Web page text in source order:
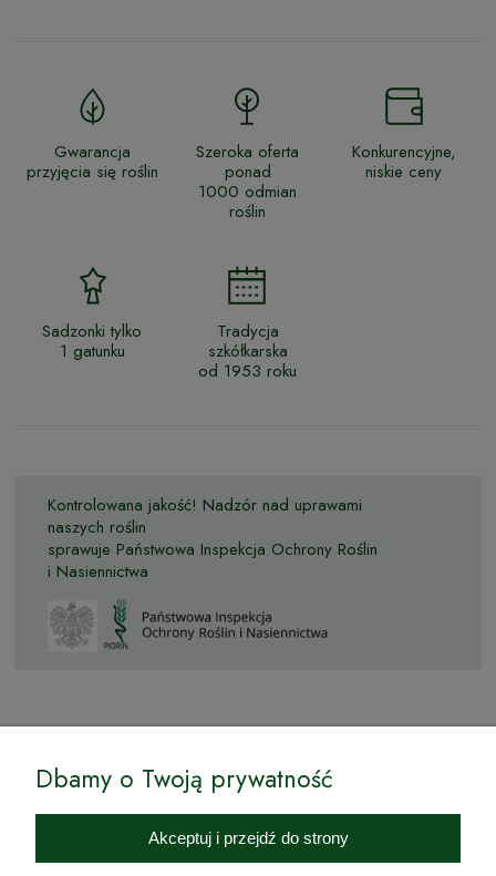
Gwarancja
przyjęcia się roślin
Szeroka oferta
ponad
1000 odmian
roślin
Konkurencyjne,
niskie ceny
Sadzonki tylko
1 gatunku
Tradycja
szkółkarska
od 1953 roku
Kontrolowana jakość! Nadzór nad uprawami
naszych roślin
sprawuje Państwowa Inspekcja Ochrony Roślin
i Nasiennictwa
Internetowy Sklep Ogrodniczy Podkarpackie Sady to inicjatywa
podkarpackich szkółkarzy, której zamierzeniem jest wprowadzenie na
rynek wysokiej jakości drzewek owocowych, drzewek ozdobnych oraz
Dbamy o Twoją prywatność
Akceptuj i przejdź do strony